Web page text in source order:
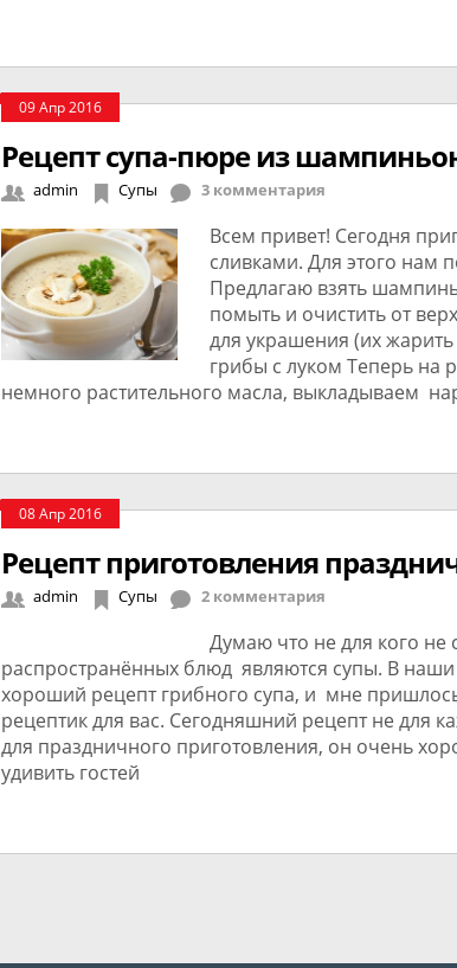
09 Апр 2016
Рецепт супа-пюре из
admin Супы 3 комментария
Всем привет! Сегодня
сливками. Для этого нам
Предлагаю взять
помыть и очистить от
для украшения (их
грибы с луком Теперь на
немного растительного масла, выкладываем
08 Апр 2016
Рецепт приготовления
admin Супы 2 комментария
Думаю что не для кого не
распространённых блюд являются супы. В
хороший рецепт грибного супа, и мне
рецептик для вас. Сегодняшний рецепт не для
для праздничного приготовления, он очень
удивить гостей